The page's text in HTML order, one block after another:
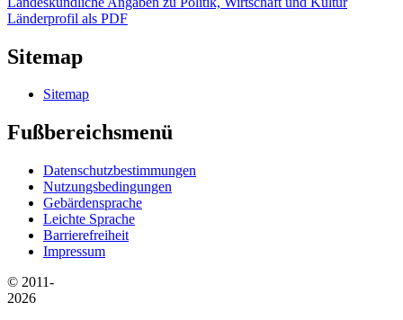
Länderprofil als PDF
Sitemap
Sitemap
Fußbereichsmenü
Datenschutzbestimmungen
Nutzungsbedingungen
Gebärdensprache
Leichte Sprache
Barrierefreiheit
Impressum
© 2011-
2026